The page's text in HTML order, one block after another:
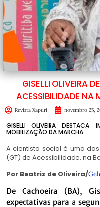
GISELLI OLIVEIRA
ACESSIBILIDADE NA
Revista Xapuri novembro 25,
GISELLI OLIVEIRA DESTACA
MOBILIZAÇÃO DA MARCHA
A cientista social é uma
(GT) de Acessibilidade, na
Por Beatriz de Oliveira/
De Cachoeira (BA),
expectativas para a